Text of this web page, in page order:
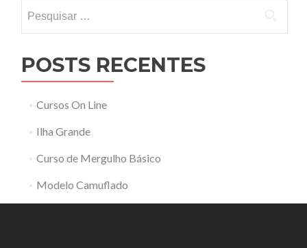
posts
por:
POSTS RECENTES
Cursos On Line
Ilha Grande
Curso de Mergulho Básico
Modelo Camuflado